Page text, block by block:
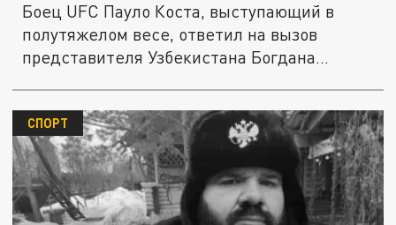
Боец UFC Пауло Коста, выступающий в
полутяжелом весе, ответил на вызов
представителя Узбекистана Богдана...
СПОРТ